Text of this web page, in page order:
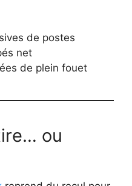
de postes
net
de plein fouet
ou